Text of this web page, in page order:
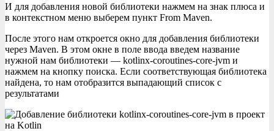
И для добавления новой библиотеки нажмем на знак плюса и
в контекстном меню выберем пункт From Maven.
После этого нам откроется окно для добавления библиотеки
через Maven. В этом окне в поле ввода введем название
нужной нам библиотеки — kotlinx-coroutines-core-jvm и
нажмем на кнопку поиска. Если соответствующая библиотека
найдена, то нам отобразится выпадающий список с
результатами